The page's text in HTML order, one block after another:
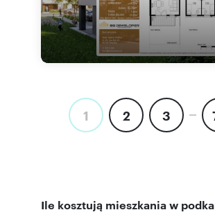
1 2 3
Ile kosztują mieszkania w